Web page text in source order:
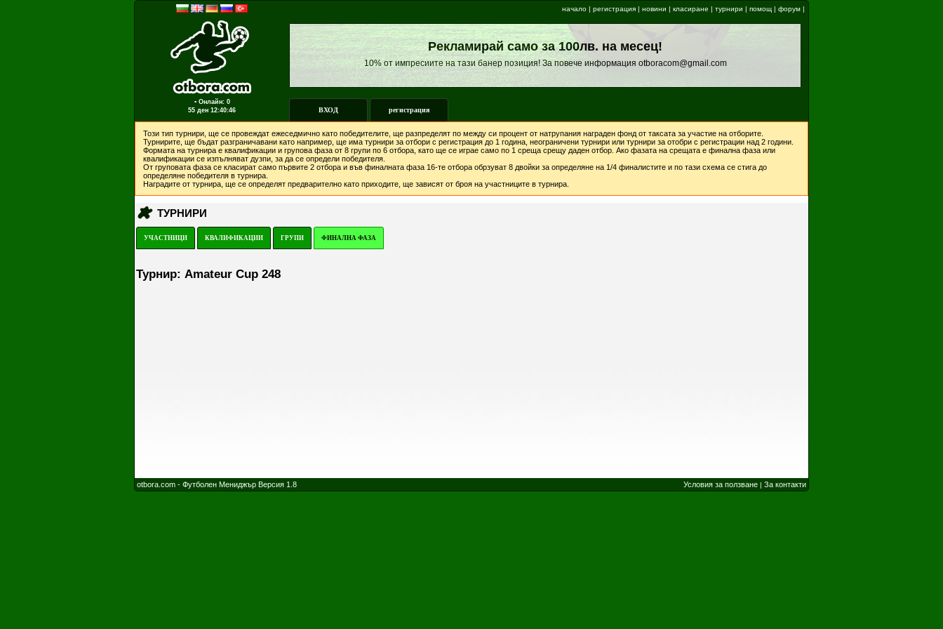
▪ Онлайн: 0
55 ден 12:40:46
начало | регистрация | новини | класиране | турнири | помощ | форум |
Рекламирай само за 100лв. на месец!
10% от импресиите на тази банер позиция! За повече информация otboracom@gmail.com
ВХОД регистрация
Този тип турнири, ще се провеждат ежеседмично като победителите, ще разпределят по между си процент от натрупания награден фонд от таксата за участие на отборите.
Турнирите, ще бъдат разграничавани като например, ще има турнири за отбори с регистрация до 1 година, неограничени турнири или турнири за отобри с регистрации над 2 години.
Формата на турнира е квалификации и групова фаза от 8 групи по 6 отбора, като ще се играе само по 1 среща срещу даден отбор. Ако фазата на срещата е финална фаза или
квалификации се изпълняват дузпи, за да се определи победителя.
От груповата фаза се класират само първите 2 отбора и във финалната фаза 16-те отбора обрзуват 8 двойки за определяне на 1/4 финалистите и по тази схема се стига до
определяне победителя в турнира.
Наградите от турнира, ще се определят предварително като приходите, ще зависят от броя на участниците в турнира.
ТУРНИРИ
УЧАСТНИЦИ КВАЛИФИКАЦИИ ГРУПИ ФИНАЛНА ФАЗА
Турнир: Amateur Cup 248
otbora.com - Футболен Мениджър Версия 1.8 Условия за ползване | За контакти